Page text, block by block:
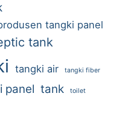
tangki panel
tank
tangki air tangki fiber
panel tank toilet